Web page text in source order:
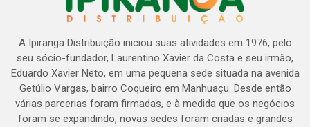
A Ipiranga Distribuição iniciou suas atividades em 1976, pelo
seu sócio-fundador, Laurentino Xavier da Costa e seu irmão,
Eduardo Xavier Neto, em uma pequena sede situada na avenida
Getúlio Vargas, bairro Coqueiro em Manhuaçu. Desde então
várias parcerias foram firmadas, e à medida que os negócios
foram se expandindo, novas sedes foram criadas e grandes